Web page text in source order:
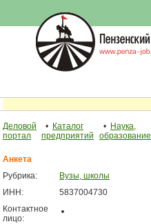
Деловой
портал
• Каталог
предприятий
• Наука,
образование
Анкета
Рубрика:
Вузы, школы
ИНН:
5837004730
Контактное
лицо: